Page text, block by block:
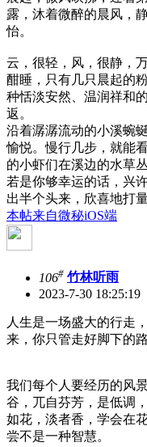
露，沐着微醉的晨风，
怡。
云，很轻，风，很静，
酣睡，只有几只晨起的
种恬淡安然、温润祥和
返。
沿着潺潺流动的小溪蜿
愉悦。慢行几步，就能
的小虾们在溪边的水草
若是你够幸运的话，兴
出半个头来，欣喜地打
本帖来自微秘iOS端
106# 竹林听雨
2023-7-30 18:25:19
人生是一场盛大的行走
来，你只管走好脚下的路
我们每个人要经历的风
谷，兀自芬芳，是低调
如花，淡者香，学会在
尝不是一种智慧。